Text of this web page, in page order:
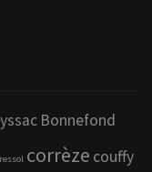
Bonnefond
corrèze couffy